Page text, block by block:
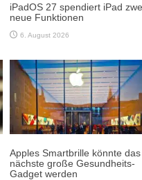
iPadOS 27 spendiert iPad
neue Funktionen
6. August 2026
Apples Smartbrille könnte das
nächste große Gesundheits-
Gadget werden